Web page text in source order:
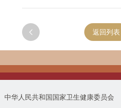
 返回列表
中华人民共和国国家卫生健康委员会